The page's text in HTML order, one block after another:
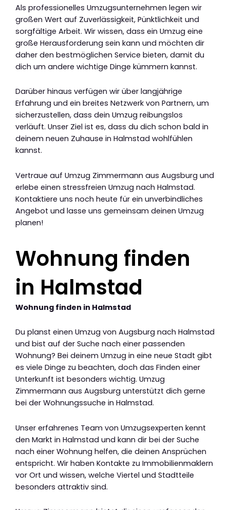
Als professionelles Umzugsunternehmen legen wir
großen Wert auf Zuverlässigkeit, Pünktlichkeit und
sorgfältige Arbeit. Wir wissen, dass ein Umzug eine
große Herausforderung sein kann und möchten dir
daher den bestmöglichen Service bieten, damit du
dich um andere wichtige Dinge kümmern kannst.
Darüber hinaus verfügen wir über langjährige
Erfahrung und ein breites Netzwerk von Partnern, um
sicherzustellen, dass dein Umzug reibungslos
verläuft. Unser Ziel ist es, dass du dich schon bald in
deinem neuen Zuhause in Halmstad wohlfühlen
kannst.
Vertraue auf Umzug Zimmermann aus Augsburg und
erlebe einen stressfreien Umzug nach Halmstad.
Kontaktiere uns noch heute für ein unverbindliches
Angebot und lasse uns gemeinsam deinen Umzug
planen!
Wohnung finden
in Halmstad
Wohnung finden in Halmstad
Du planst einen Umzug von Augsburg nach Halmstad
und bist auf der Suche nach einer passenden
Wohnung? Bei deinem Umzug in eine neue Stadt gibt
es viele Dinge zu beachten, doch das Finden einer
Unterkunft ist besonders wichtig. Umzug
Zimmermann aus Augsburg unterstützt dich gerne
bei der Wohnungssuche in Halmstad.
Unser erfahrenes Team von Umzugsexperten kennt
den Markt in Halmstad und kann dir bei der Suche
nach einer Wohnung helfen, die deinen Ansprüchen
entspricht. Wir haben Kontakte zu Immobilienmaklern
vor Ort und wissen, welche Viertel und Stadtteile
besonders attraktiv sind.